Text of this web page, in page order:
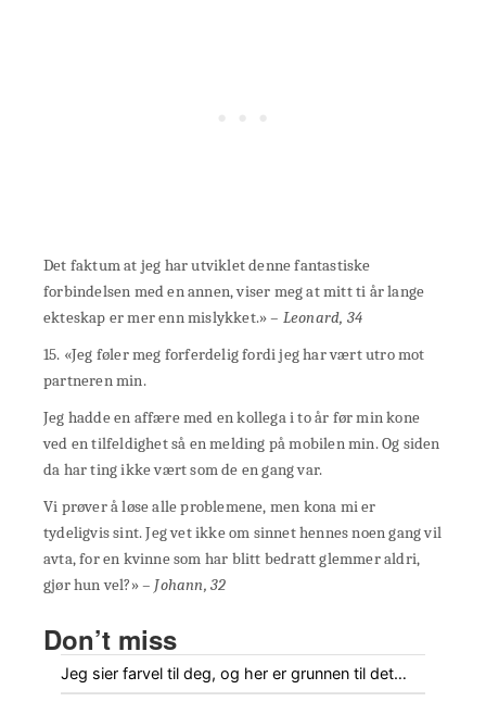
Det faktum at jeg har utviklet denne fantastiske
forbindelsen med en annen, viser meg at mitt ti år lange
ekteskap er mer enn mislykket.»– Leonard, 34
15. «Jeg føler meg forferdelig fordi jeg har vært utro mot
partneren min.
Jeg hadde en affære med en kollega i to år før min kone
ved en tilfeldighet så en melding på mobilen min. Og siden
da har ting ikke vært som de en gang var.
Vi prøver å løse alle problemene, men kona mi er
tydeligvis sint. Jeg vet ikke om sinnet hennes noen gang vil
avta, for en kvinne som har blitt bedratt glemmer aldri,
gjør hun vel?»– Johann, 32
Don’t miss
Jeg sier farvel til deg, og her er grunnen til det…